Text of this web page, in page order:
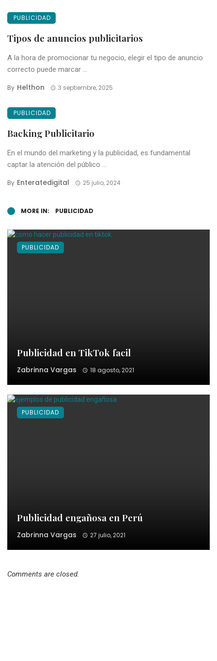
PUBLICIDAD
Tipos de anuncios publicitarios
A la hora de promocionar tu negocio, elegir el tipo de anuncio
correcto puede marcar ...
By Helthon 3 septiembre, 2025
PUBLICIDAD
Backing Publicitario
En el mundo del marketing y la publicidad, es fundamental
captar la atención del público ...
By Enteratedigital 25 julio, 2024
MORE IN: PUBLICIDAD
Publicidad en TikTok facil
Zabrinna Vargas 18 agosto, 2021
PUBLICIDAD
Publicidad engañosa en Perú
Zabrinna Vargas 27 julio, 2021
PUBLICIDAD
Comments are closed.